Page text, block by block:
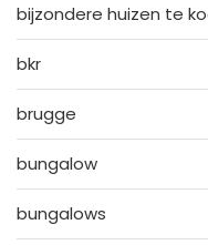
bijzondere huizen te
bkr
brugge
bungalow
bungalows